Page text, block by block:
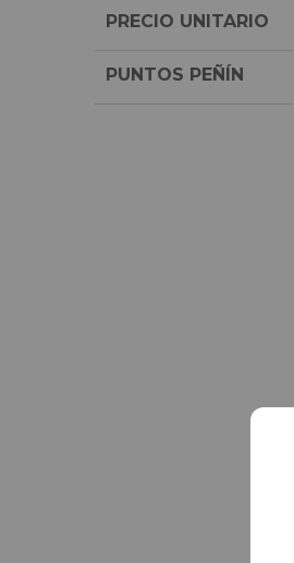
PRECIO UNITARIO
PUNTOS PEÑÍN